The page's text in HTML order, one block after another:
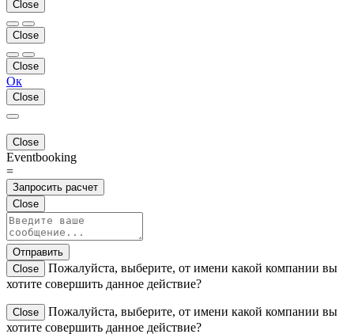
Close
Close
Close
Ок
Close
Close
Eventbooking
=
Запросить расчет
Close
Отправить
Close
Пожалуйста, выберите, от имени какой компании вы
хотите совершить данное действие?
Close
Пожалуйста, выберите, от имени какой компании вы
хотите совершить данное действие?